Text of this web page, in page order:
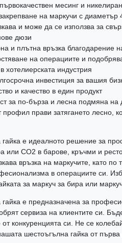
месинг и
на маркучи с
и може да се използва за
дюзи
и плътна връзка благодарение
на операциите и
хотелиерската индустрия
инвестиция за вашия
и качество в един продукт
за по-бърза и лесна подмяна на
прави затягането лесно,
е идеалното решение за
или CO2 в барове, кръчми и
връзка на маркучите, като
в операциите си.
за маркуч за бира или
е предназначена за
сервиза на клиентите си.
конкуренцията си. Не се
шестоъгълна гайка от първа